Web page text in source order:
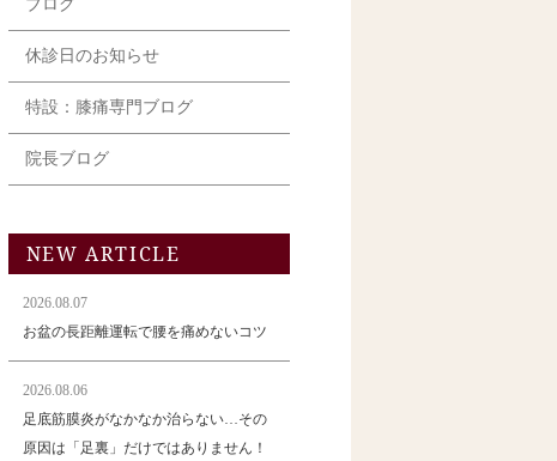
ブログ
休診日のお知らせ
特設：膝痛専門ブログ
院長ブログ
NEW ARTICLE
2026.08.07
お盆の長距離運転で腰を痛めないコツ
2026.08.06
足底筋膜炎がなかなか治らない…その
原因は「足裏」だけではありません！